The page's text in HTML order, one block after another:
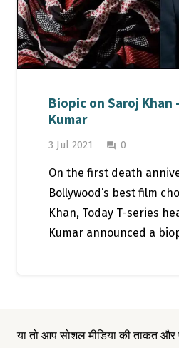
Biopic on Saroj Khan
Kumar
3 Jul 2021 question_answer 0
On the first death
Bollywood’s best film
Khan, Today T-series
Kumar announced a
या तो आप सोशल मीडिया की ताकत और